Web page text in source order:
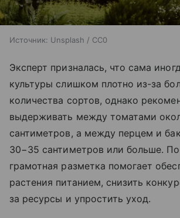
Источник: Unsplash / CC0
Эксперт призналась, что сама
культуры слишком плотно из-за
количества сортов, однако
выдерживать между томатами
сантиметров, а между перцем и
30−35 сантиметров или больше.
грамотная разметка помогает
растения питанием, снизить
за ресурсы и упростить уход.